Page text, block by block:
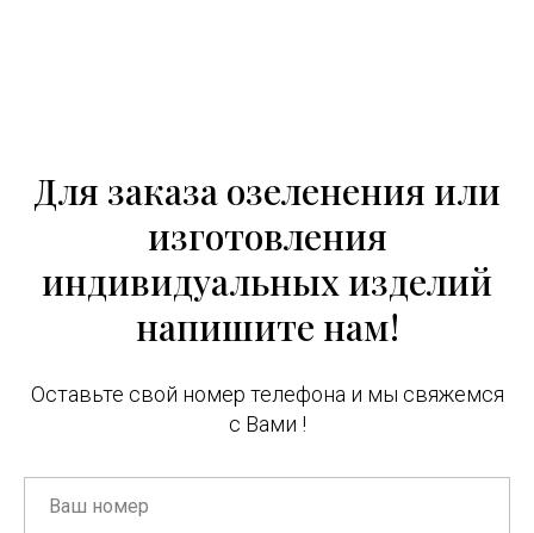
Для заказа озеленения или
изготовления
индивидуальных изделий
напишите нам!
Оставьте свой номер телефона и мы свяжемся
с Вами !